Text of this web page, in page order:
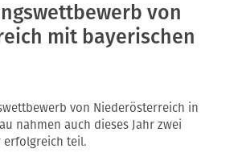
von
mit bayerischen
von Niederösterreich in
nahmen auch dieses Jahr zwei
erfolgreich teil.